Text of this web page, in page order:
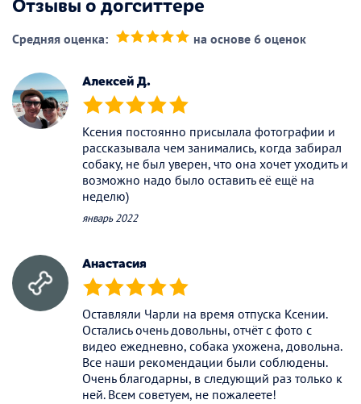
Средняя оценка: на основе 6 оценок
Алексей Д.
(*) (*) (*) (*) (*)
Ксения постоянно присылала фотографии и
рассказывала чем занимались, когда забирал
собаку, не был уверен, что она хочет уходить и
возможно надо было оставить её ещё на
неделю)
январь 2022
Анастасия
(*) (*) (*) (*) (*)
Оставляли Чарли на время отпуска Ксении.
Остались очень довольны, отчёт с фото с
видео ежедневно, собака ухожена, довольна.
Все наши рекомендации были соблюдены.
Очень благодарны, в следующий раз только к
ней. Всем советуем, не пожалеете!